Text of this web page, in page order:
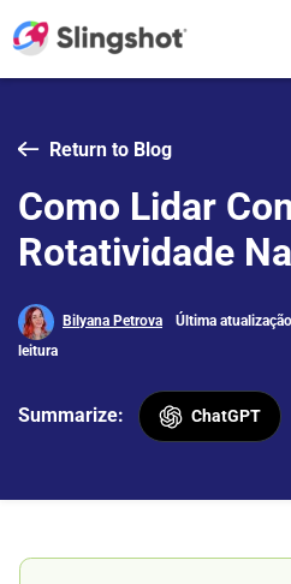
Return to Blog
Como Lidar
Rotatividade
Bilyana Petrova Última
leitura
Summarize: ChatGPT